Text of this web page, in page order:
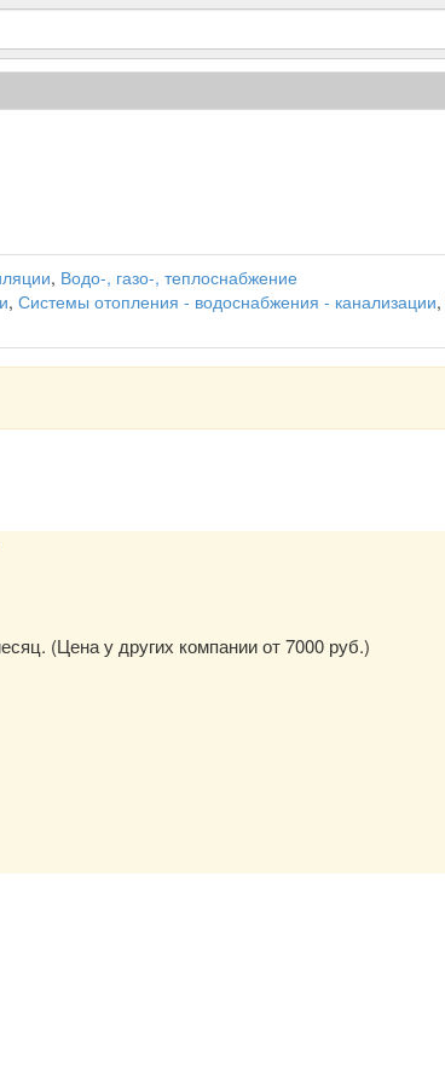
, Водо-, газо-, теплоснабжение
, Системы отопления - водоснабжения - канализации,
(Цена у других компании от 7000 руб.)